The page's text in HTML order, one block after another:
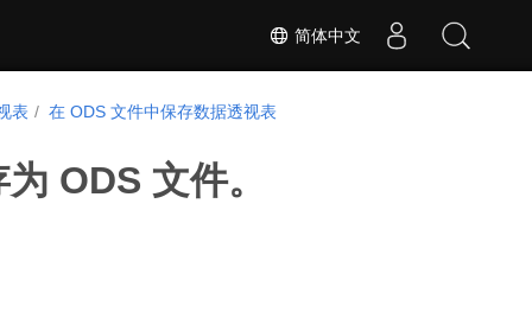
简体中文
表 在 ODS 文件中保存数据透视表
ODS 文件。